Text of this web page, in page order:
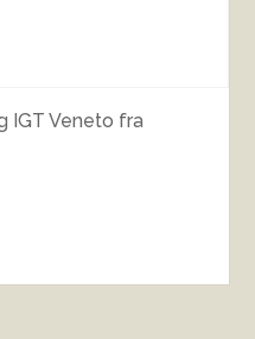
IGT Veneto fra